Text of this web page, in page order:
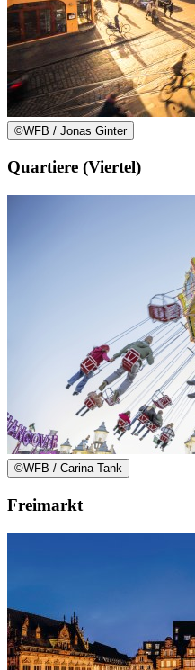
©WFB / Jonas Ginter
Quartiere (Viertel)
©WFB / Carina Tank
Freimarkt